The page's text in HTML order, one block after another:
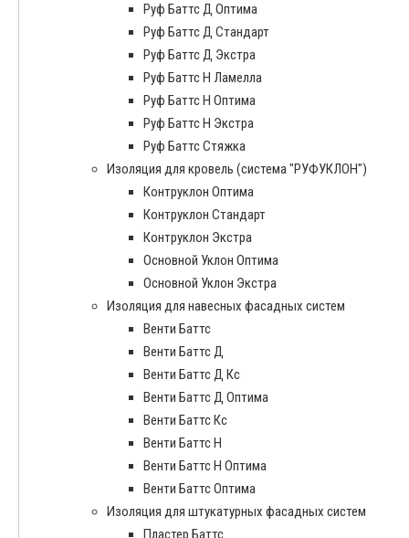
Руф Баттс Д Оптима
Руф Баттс Д Стандарт
Руф Баттс Д Экстра
Руф Баттс Н Ламелла
Руф Баттс Н Оптима
Руф Баттс Н Экстра
Руф Баттс Стяжка
Изоляция для кровель (система "РУФУКЛОН")
Контруклон Оптима
Контруклон Стандарт
Контруклон Экстра
Основной Уклон Оптима
Основной Уклон Экстра
Изоляция для навесных фасадных систем
Венти Баттс
Венти Баттс Д
Венти Баттс Д Кс
Венти Баттс Д Оптима
Венти Баттс Кс
Венти Баттс Н
Венти Баттс Н Оптима
Венти Баттс Оптима
Изоляция для штукатурных фасадных систем
Пластер Баттс